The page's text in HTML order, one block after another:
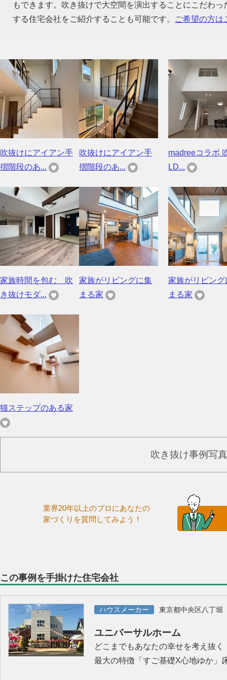
もできます。吹き抜けで大空間を演出することにこだわ
する住宅会社をご紹介することも可能です。
ご希望の方は
吹抜けにアイアン手
摺階段のあ...
吹抜けにアイアン手
摺階段のあ...
madreeコラボ
LD...
家族時間を包む 吹
き抜けモダ...
家族がリビングに集
まる家
家族がリビング
まる家
猫ステップのある家
吹き抜け事例写
業界20年以上のプロにあなたの
家づくりを質問してみよう！
この事例を手掛けた住宅会社
ハウスメーカー 東京都中央区八丁堀
ユニバーサルホーム
どこまでもあなたの幸せを考え抜く
最大の特徴「すご基礎X心地ゆか